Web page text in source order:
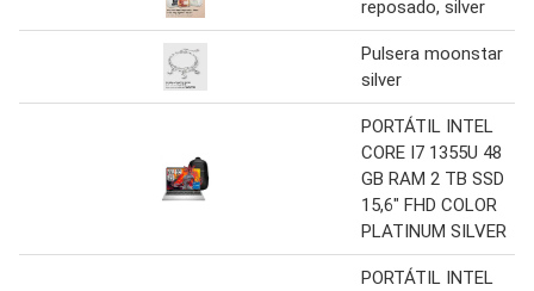
reposado, silver
Pulsera moonstar
silver
PORTÁTIL INTEL
CORE I7 1355U 48
GB RAM 2 TB SSD
15,6″ FHD COLOR
PLATINUM SILVER
PORTÁTIL INTEL